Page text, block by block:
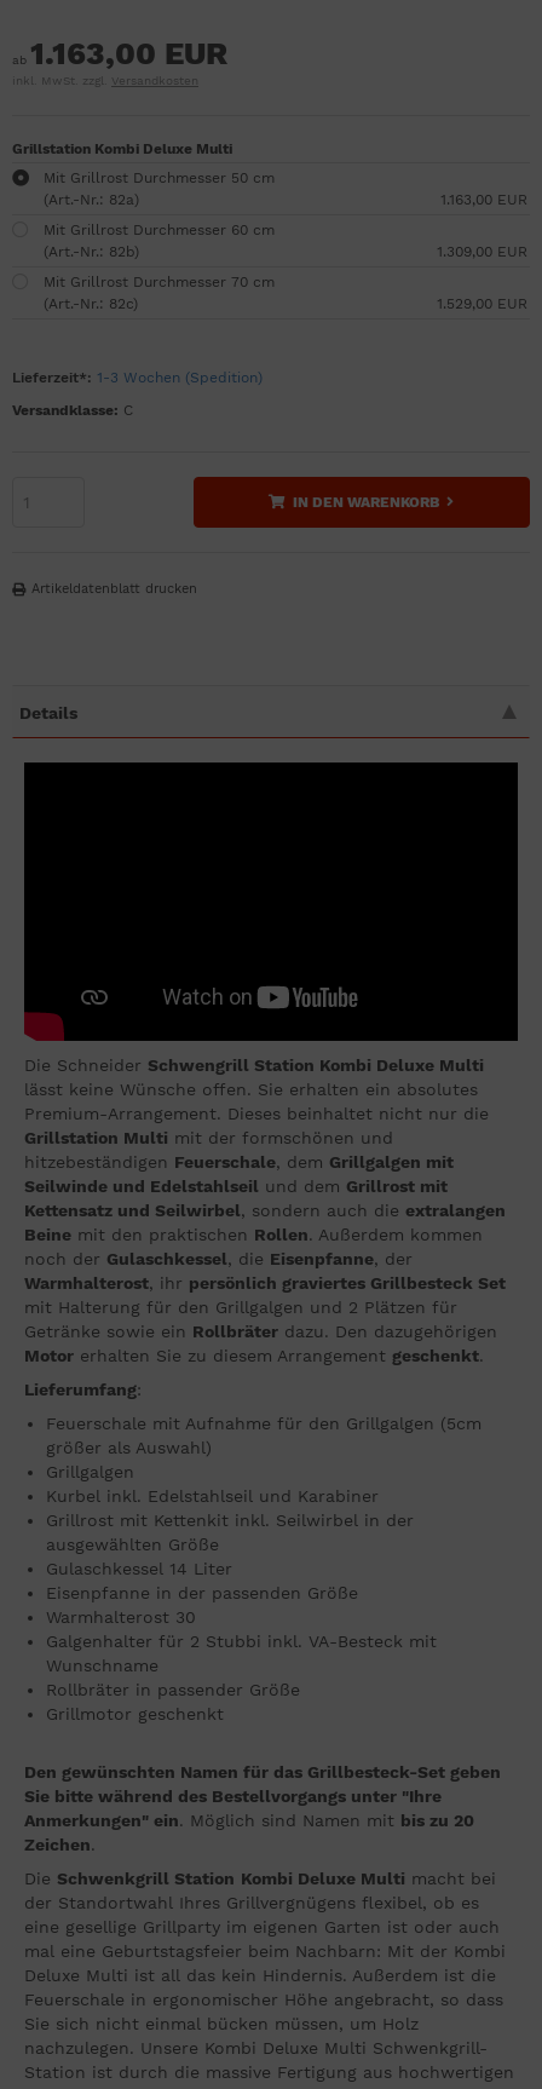
ab 1.163,00 EUR
inkl. MwSt. zzgl. Versandkosten
Grillstation Kombi Deluxe Multi
Mit Grillrost Durchmesser 50 cm
(Art.-Nr.: 82a)
1.163,00 EUR
Mit Grillrost Durchmesser 60 cm
(Art.-Nr.: 82b)
1.309,00 EUR
Mit Grillrost Durchmesser 70 cm
(Art.-Nr.: 82c)
1.529,00 EUR
Lieferzeit*: 1-3 Wochen (Spedition)
Versandklasse: C
IN DEN WARENKORB
Artikeldatenblatt drucken
Details
Die Schneider Schwengrill Station Kombi Deluxe Multi
lässt keine Wünsche offen. Sie erhalten ein absolutes
Premium-Arrangement. Dieses beinhaltet nicht nur die
Grillstation Multi mit der formschönen und
hitzebeständigen Feuerschale, dem Grillgalgen mit
Seilwinde und Edelstahlseil und dem Grillrost mit
Kettensatz und Seilwirbel, sondern auch die extralangen
Beine mit den praktischen Rollen. Außerdem kommen
noch der Gulaschkessel, die Eisenpfanne, der
Warmhalterost, ihr persönlich graviertes Grillbesteck Set
mit Halterung für den Grillgalgen und 2 Plätzen für
Getränke sowie ein Rollbräter dazu. Den dazugehörigen
Motor erhalten Sie zu diesem Arrangement geschenkt.
Lieferumfang:
Feuerschale mit Aufnahme für den Grillgalgen (5cm
größer als Auswahl)
Grillgalgen
Kurbel inkl. Edelstahlseil und Karabiner
Grillrost mit Kettenkit inkl. Seilwirbel in der
ausgewählten Größe
Gulaschkessel 14 Liter
Eisenpfanne in der passenden Größe
Warmhalterost 30
Galgenhalter für 2 Stubbi inkl. VA-Besteck mit
Wunschname
Rollbräter in passender Größe
Grillmotor geschenkt
Den gewünschten Namen für das Grillbesteck-Set geben
Sie bitte während des Bestellvorgangs unter "Ihre
Anmerkungen" ein. Möglich sind Namen mit bis zu 20
Zeichen.
Die Schwenkgrill Station Kombi Deluxe Multi macht bei
der Standortwahl Ihres Grillvergnügens flexibel, ob es
eine gesellige Grillparty im eigenen Garten ist oder auch
mal eine Geburtstagsfeier beim Nachbarn: Mit der Kombi
Deluxe Multi ist all das kein Hindernis. Außerdem ist die
Feuerschale in ergonomischer Höhe angebracht, so dass
Sie sich nicht einmal bücken müssen, um Holz
nachzulegen. Unsere Kombi Deluxe Multi Schwenkgrill-
Station ist durch die massive Fertigung aus hochwertigen